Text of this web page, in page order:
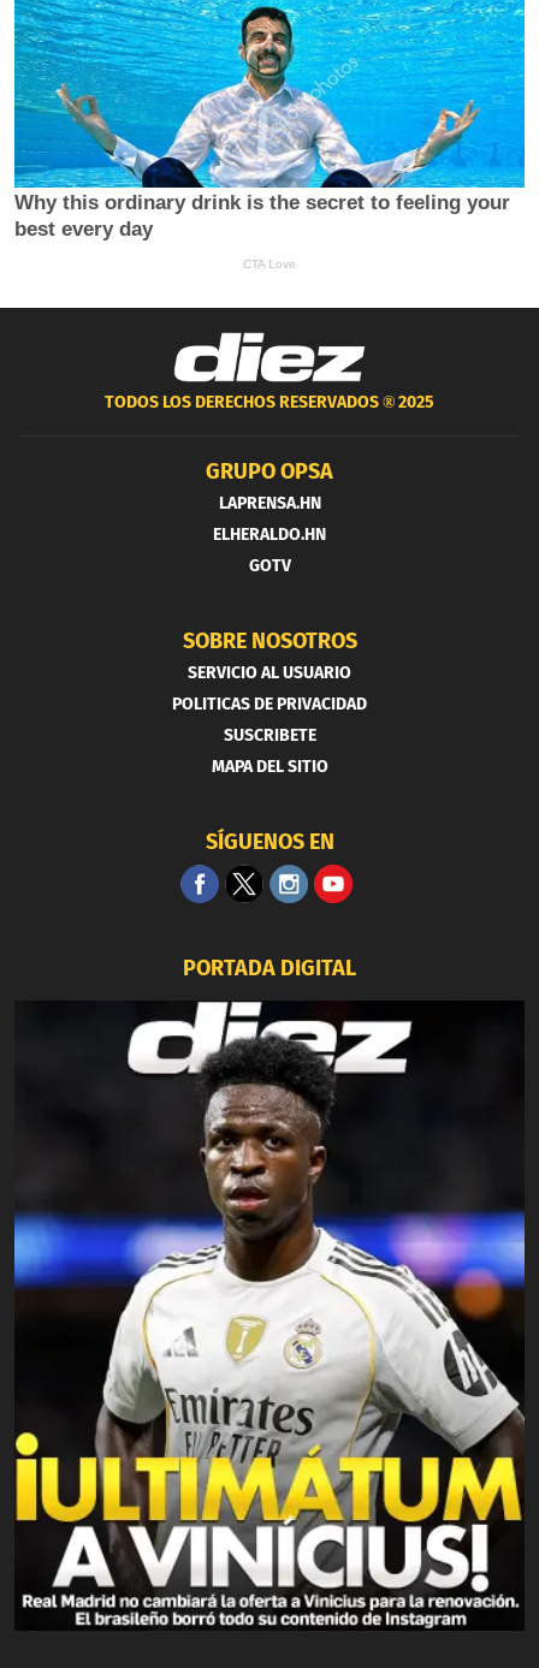
TODOS LOS DERECHOS RESERVADOS ®2025
GRUPO OPSA
LAPRENSA.HN
ELHERALDO.HN
GOTV
SOBRE NOSOTROS
SERVICIO AL USUARIO
POLITICAS DE PRIVACIDAD
SUSCRIBETE
MAPA DEL SITIO
SÍGUENOS EN
PORTADA DIGITAL